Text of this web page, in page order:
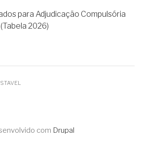
para Adjudicação Compulsória
2026)
com Drupal